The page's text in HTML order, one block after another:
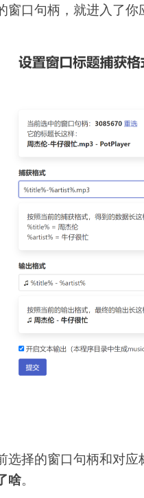
窗口句柄，就进入了你
选择的窗口句柄和对应
啥。